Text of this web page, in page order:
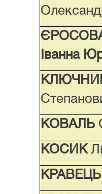
Іванна
КОВАЛЬ
КОСИК
КРАВЕЦЬ